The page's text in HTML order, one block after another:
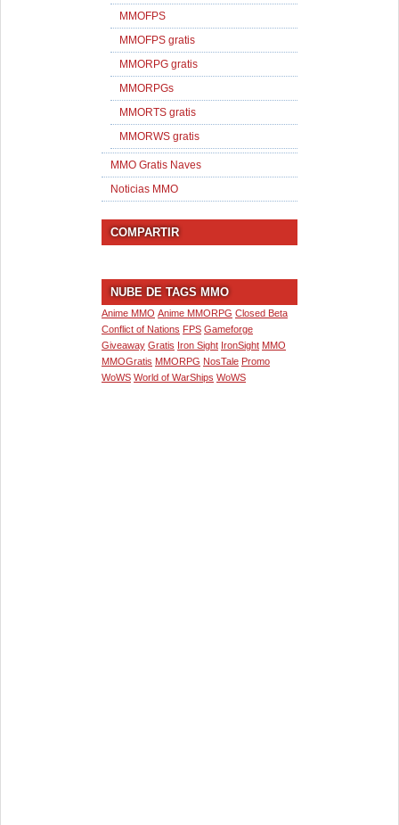
MMOFPS
MMOFPS gratis
MMORPG gratis
MMORPGs
MMORTS gratis
MMORWS gratis
MMO Gratis Naves
Noticias MMO
COMPARTIR
NUBE DE TAGS MMO
Anime MMO Anime MMORPG Closed Beta
Conflict of Nations FPS Gameforge
Giveaway Gratis Iron Sight IronSight MMO
MMOGratis MMORPG NosTale Promo
WoWS World of WarShips WoWS